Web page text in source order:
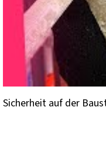
Sicherheit auf der